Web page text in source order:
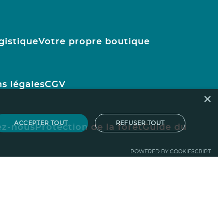
Votre propre boutique
légalesCGV
nous Protection de la forêtGuide du
×
ACCEPTER TOUT REFUSER TOUT
POWERED BY COOKIESCRIPT